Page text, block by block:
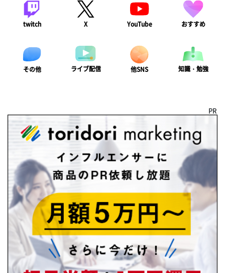
twitch X YouTube おすすめ
その他 ライブ配信 他SNS 知識・勉強
PR